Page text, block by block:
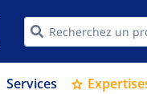
Services star